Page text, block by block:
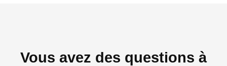
Vous avez des questions à